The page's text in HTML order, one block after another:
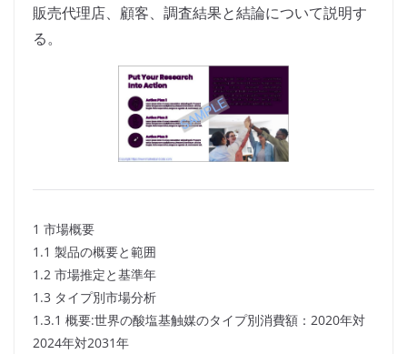
販売代理店、顧客、調査結果と結論について説明す
る。
1 市場概要
1.1 製品の概要と範囲
1.2 市場推定と基準年
1.3 タイプ別市場分析
1.3.1 概要:世界の酸塩基触媒のタイプ別消費額：2020年対
2024年対2031年